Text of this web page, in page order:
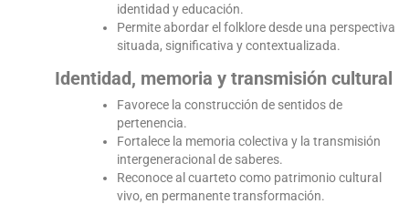
identidad y educación.
Permite abordar el folklore desde una perspectiva
situada, significativa y contextualizada.
Identidad, memoria y transmisión cultural
Favorece la construcción de sentidos de
pertenencia.
Fortalece la memoria colectiva y la transmisión
intergeneracional de saberes.
Reconoce al cuarteto como patrimonio cultural
vivo, en permanente transformación.